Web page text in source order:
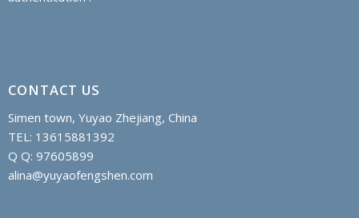
CONTACT US
Simen town, Yuyao Zhejiang, China
TEL: 13615881392
Q Q: 97605899
alina@yuyaofengshen.com